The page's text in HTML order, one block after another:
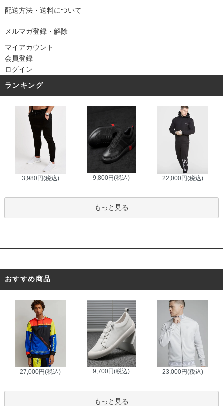
配送方法・送料について
メルマガ登録・解除
マイアカウント
会員登録
ログイン
ランキング
3,980円(税込) 9,800円(税込) 22,000円(税込)
もっと見る
おすすめ商品
27,000円(税込) 9,700円(税込) 23,000円(税込)
もっと見る